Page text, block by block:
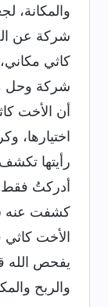
والمكانة،
شركة عن
كاثي
شركة وحل
أن الأخت
اختيارها،
رأيتها
أدركتُ فقط
كشفت عنه
الأخت
يفحص الله
والربح